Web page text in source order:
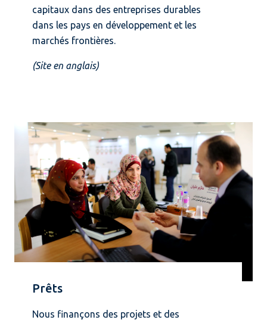
capitaux dans des entreprises durables
dans les pays en développement et les
marchés frontières.
(Site en anglais)
Prêts
Nous finançons des projets et des